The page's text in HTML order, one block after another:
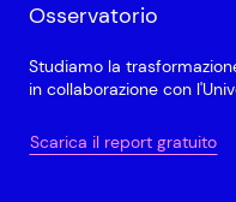
Osservatorio
Studiamo la
in collaborazione con
Scarica il report gratuito